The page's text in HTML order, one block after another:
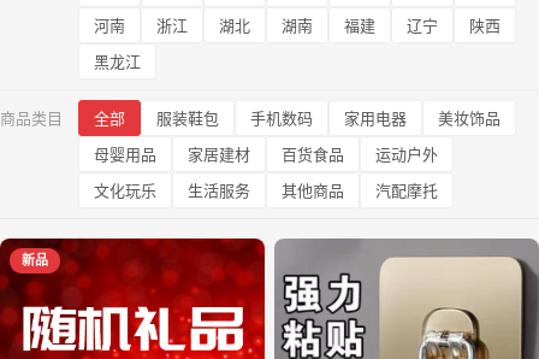
河南
浙江 湖北 湖南 福建 辽宁
陕西
黑龙江
商品类目 全部 服装鞋包 手机数码 家用电器
美妆饰品
母婴用品
家居建材 百货食品
运动户外
文化玩乐
生活服务 其他商品 汽配摩托
新品